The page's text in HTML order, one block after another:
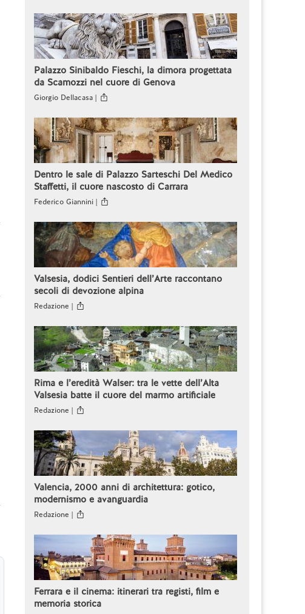
Palazzo Sinibaldo Fieschi, la dimora progettata
da Scamozzi nel cuore di Genova
Giorgio Dellacasa |
Dentro le sale di Palazzo Sarteschi Del Medico
Staffetti, il cuore nascosto di Carrara
Federico Giannini |
Valsesia, dodici Sentieri dell’Arte raccontano
secoli di devozione alpina
Redazione |
Rima e l’eredità Walser: tra le vette dell’Alta
Valsesia batte il cuore del marmo artificiale
Redazione |
Valencia, 2000 anni di architettura: gotico,
modernismo e avanguardia
Redazione |
Ferrara e il cinema: itinerari tra registi, film e
memoria storica